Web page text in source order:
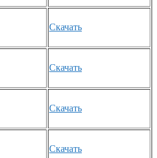
Скачать
Скачать
Скачать
Скачать